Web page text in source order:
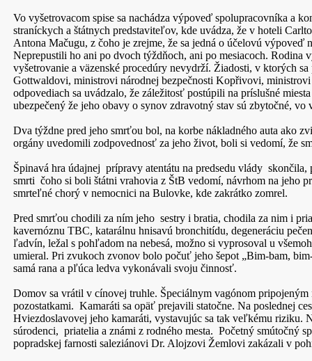
Vo vyšetrovacom spise sa nachádza výpoveď spolupracovníka a
straníckych a štátnych predstaviteľov, kde uvádza, že v hoteli
Antona Mačugu, z čoho je zrejme, že sa jedná o účelovú výpoveď
Neprepustili ho ani po dvoch týždňoch, ani po mesiacoch. Rodina
vyšetrovanie a väzenské procedúry nevydrží. Žiadosti, v ktorých
Gottwaldovi, ministrovi národnej bezpečnosti Kopřivovi,
odpovediach sa uvádzalo, že záležitosť postúpili na príslušné
ubezpečený že jeho obavy o synov zdravotný stav sú zbytočné,
Dva týždne pred jeho smrťou bol, na korbe nákladného auta ako
orgány uvedomili zodpovednosť za jeho život, boli si vedomí, že
Špinavá hra údajnej prípravy atentátu na predsedu vlády
smrti čoho si boli štátni vrahovia z ŠtB vedomí, návrhom na jeho
smrteľné chorý v nemocnici na Bulovke, kde zakrátko zomrel.
Pred smrťou chodili za ním jeho sestry i bratia, chodila za nim i
kavernóznu TBC, katarálnu hnisavú bronchitídu, degeneráciu
ľadvín, ležal s pohľadom na nebesá, možno si vyprosoval u
umieral. Pri zvukoch zvonov bolo počuť jeho šepot „Bim-bam,
samá rana a pľúca ledva vykonávali svoju činnosť.
Domov sa vrátil v cínovej truhle. Špeciálnym vagónom
pozostatkami. Kamaráti sa opäť prejavili statočne. Na poslednej
Hviezdoslavovej jeho kamaráti, vystavujúc sa tak veľkému riziku.
súrodenci, priatelia a známi z rodného mesta. Početný smútočný
popradskej farnosti saleziánovi Dr. Alojzovi Žemlovi zakázali v